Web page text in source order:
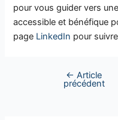
pour vous guider vers
accessible et bénéfique
page LinkedIn pour
← Article
précédent